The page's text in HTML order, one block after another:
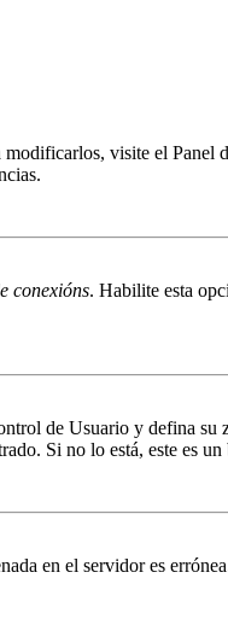
visite el
conexións. Habilite esta
de Usuario y defina
Si no lo está, este es
en el servidor es